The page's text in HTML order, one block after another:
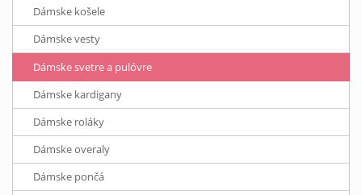
Dámske košele
Dámske vesty
Dámske svetre a pulóvre
Dámske kardigany
Dámske roláky
Dámske overaly
Dámske pončá